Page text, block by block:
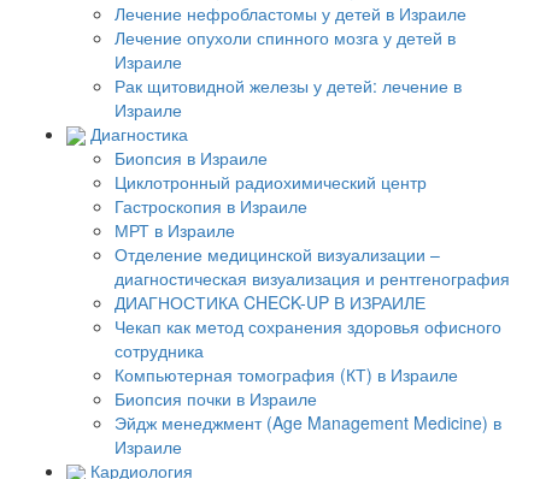
Лечение нефробластомы у детей в Израиле
Лечение опухоли спинного мозга у детей в
Израиле
Рак щитовидной железы у детей: лечение в
Израиле
Диагностика
Биопсия в Израиле
Циклотронный радиохимический центр
Гастроскопия в Израиле
МРТ в Израиле
Отделение медицинской визуализации –
диагностическая визуализация и рентгенография
ДИАГНОСТИКА CHECK-UP В ИЗРАИЛЕ
Чекап как метод сохранения здоровья офисного
сотрудника
Компьютерная томография (КТ) в Израиле
Биопсия почки в Израиле
Эйдж менеджмент (Age Management Medicine) в
Израиле
Кардиология